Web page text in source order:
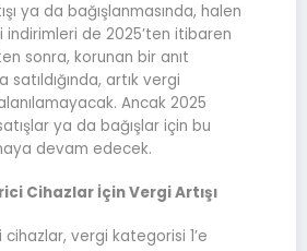
ya da bağışlanmasında, halen
indirimleri de 2025’ten itibaren
sonra, korunan bir anıt
satıldığında, artık vergi
Ancak 2025
ya da bağışlar için bu
devam edecek.
Cihazlar İçin Vergi Artışı
vergi kategorisi 1’e